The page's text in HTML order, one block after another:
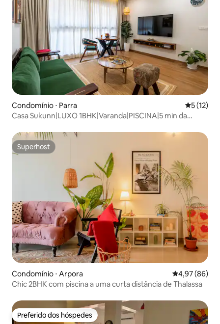
Condomínio ⋅ Parra 5 de uma
5 (12)
Casa Sukunn|LUXO 1BHK|Varanda|PISCINA|5 min da
Superhost
Superhost
Condomínio ⋅ Arpora 4,97 de uma
4,97 (86)
Chic 2BHK com piscina a uma curta distância de Thalassa
Preferido dos hóspedes
Preferido dos hóspedes